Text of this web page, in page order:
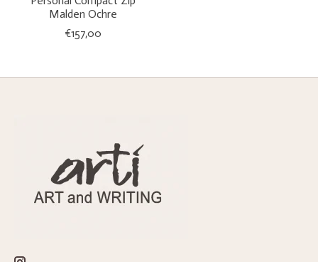
Malden Ochre
€157,00